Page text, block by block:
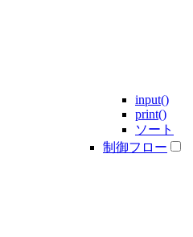
input()
print()
ソート
制御フロー